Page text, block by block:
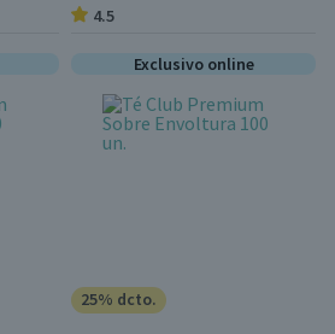
4.5
Exclusivo online
25% dcto.